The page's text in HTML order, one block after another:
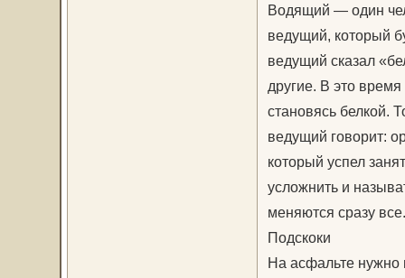
Водящий — один
ведущий, который
ведущий сказал
другие. В это
становясь белкой.
ведущий говорит:
который успел
усложнить и
меняются сразу все.
Подскоки
На асфальте нужно